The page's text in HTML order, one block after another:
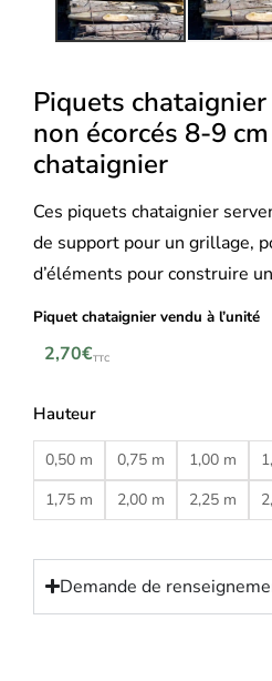
Piquets
non écorcés 8-9
chataignier
Ces piquets chataignier
de support pour un grillage,
d’éléments pour construire
Piquet chataignier vendu à l’unité
2,70€TTC
Hauteur
0,50 m 0,75 m 1,00 m
1,75 m
2,00 m 2,25 m
Demande de